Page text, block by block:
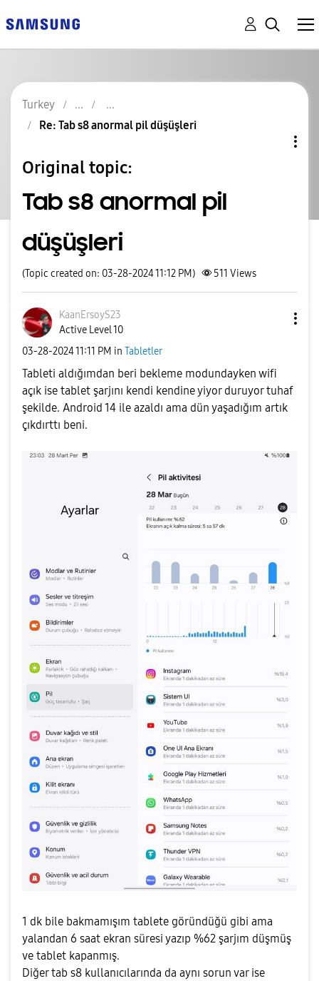
Turkey
Re: Tab s8 anormal pil düşüşleri
Original topic:
Tab s8 anormal pil
düşüşleri
(Topic created on: 03-28-2024 11:12 PM) 511 Views
KaanErsoyS23
Active Level 10
‎03-28-202411:11 PM in Tabletler
Tableti aldığımdan beri bekleme modundayken wifi
açık ise tablet şarjını kendi kendine yiyor duruyor tuhaf
şekilde. Android 14 ile azaldı ama dün yaşadığım artık
çıkdırttı beni.
1 dk bile bakmamışım tablete göründüğü gibi ama
yalandan 6 saat ekran süresi yazıp %62 şarjım düşmüş
ve tablet kapanmış.
Diğer tab s8 kullanıcılarında da aynı sorun var ise